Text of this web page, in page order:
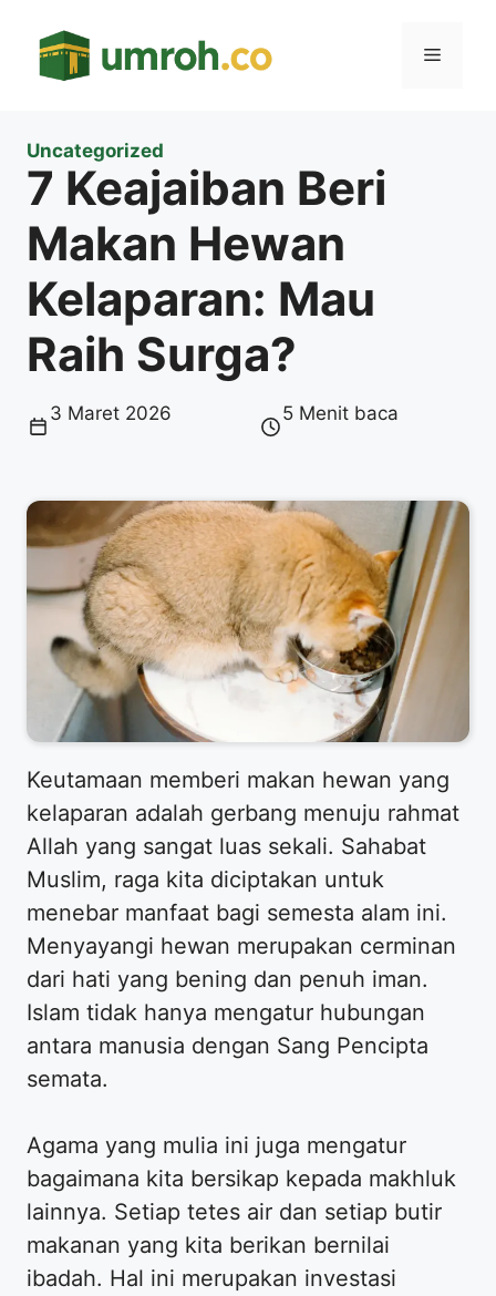
Menu
Uncategorized
7 Keajaiban Beri
Makan Hewan
Kelaparan: Mau
Raih Surga?
3 Maret 2026 5 Menit baca
Keutamaan memberi makan hewan yang
kelaparan adalah gerbang menuju rahmat
Allah yang sangat luas sekali. Sahabat
Muslim, raga kita diciptakan untuk
menebar manfaat bagi semesta alam ini.
Menyayangi hewan merupakan cerminan
dari hati yang bening dan penuh iman.
Islam tidak hanya mengatur hubungan
antara manusia dengan Sang Pencipta
semata.
Agama yang mulia ini juga mengatur
bagaimana kita bersikap kepada makhluk
lainnya. Setiap tetes air dan setiap butir
makanan yang kita berikan bernilai
ibadah. Hal ini merupakan investasi